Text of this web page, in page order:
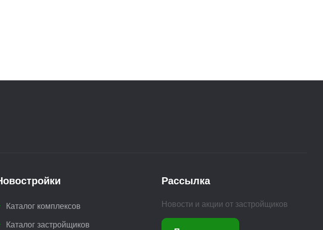
Каталог комплексов
Каталог застройщиков
Рассылка
Новости и акции от застройщиков